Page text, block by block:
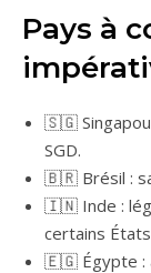
Pays à
🇸🇬
SGD.
🇧🇷 Brésil :
🇮🇳 Inde :
certains
🇪🇬 Égypte :